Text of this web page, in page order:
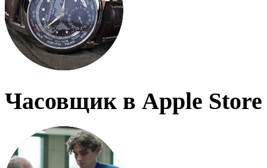
Часовщик в Apple Store